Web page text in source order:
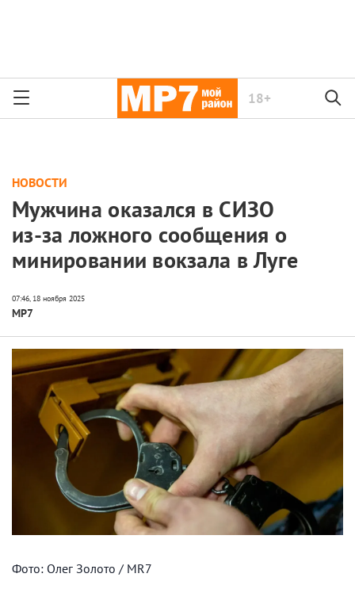
18+
НОВОСТИ
Мужчина оказался в СИЗО
из-за ложного сообщения о
минировании вокзала в Луге
МР7
Фото: Олег Золото / MR7